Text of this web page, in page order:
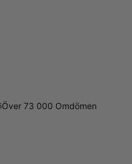
Över 73 000 Omdömen